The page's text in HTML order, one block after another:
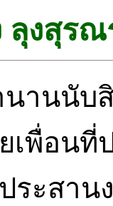
ลุงสุร
นานนับ
เพื่อนที่
ประสา